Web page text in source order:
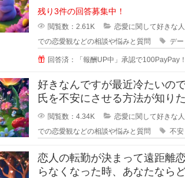
ものを一緒に食べながら時間を
残り3件の回答募集中！
閲覧数：2.61K
恋愛に関して好きな
での恋愛観などの相談や悩みと質問
デー
回答済：「報酬UP中」承認で100PayPay！
好きなんですが最近冷たいの
氏を不安にさせる方法が知り
るのが当たり前になってしま
閲覧数：4.34K
恋愛に関して好きな
での恋愛観などの相談や悩みと質問
不安
恋人の転勤が決まって遠距離
らなくなった時、あなたなら